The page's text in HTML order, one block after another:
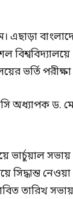
এছাড়া
ভর্তি
ভিসি
ভার্চুয়াল
সিদ্ধান্ত
তারিখ